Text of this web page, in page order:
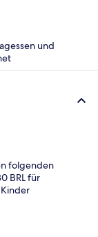
und
folgenden
BRL für